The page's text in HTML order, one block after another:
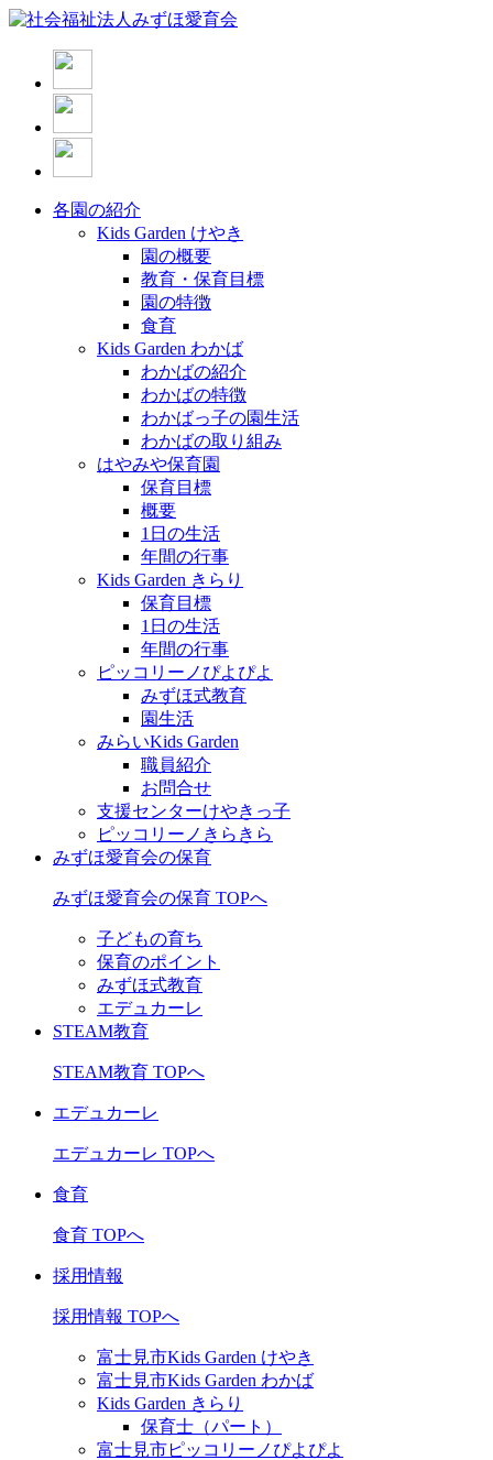
各園の紹介
Kids Garden けやき
園の概要
教育・保育目標
園の特徴
食育
Kids Garden わかば
わかばの紹介
わかばの特徴
わかばっ子の園生活
わかばの取り組み
はやみや保育園
保育目標
概要
1日の生活
年間の行事
Kids Garden きらり
保育目標
1日の生活
年間の行事
ピッコリーノぴよぴよ
みずほ式教育
園生活
みらいKids Garden
職員紹介
お問合せ
支援センターけやきっ子
ピッコリーノきらきら
みずほ愛育会の保育
みずほ愛育会の保育 TOPへ
子どもの育ち
保育のポイント
みずほ式教育
エデュカーレ
STEAM教育
STEAM教育 TOPへ
エデュカーレ
エデュカーレ TOPへ
食育
食育 TOPへ
採用情報
採用情報 TOPへ
富士見市Kids Garden けやき
富士見市Kids Garden わかば
Kids Garden きらり
保育士（パート）
富士見市ピッコリーノぴよぴよ